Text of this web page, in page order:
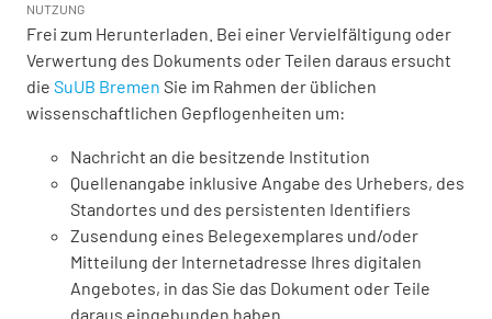
NUTZUNG
Frei zum Herunterladen. Bei einer Vervielfältigung oder
Verwertung des Dokuments oder Teilen daraus ersucht
die SuUB Bremen Sie im Rahmen der üblichen
wissenschaftlichen Gepflogenheiten um:
Nachricht an die besitzende Institution
Quellenangabe inklusive Angabe des Urhebers, des
Standortes und des persistenten Identifiers
Zusendung eines Belegexemplares und/oder
Mitteilung der Internetadresse Ihres digitalen
Angebotes, in das Sie das Dokument oder Teile
daraus eingebunden haben